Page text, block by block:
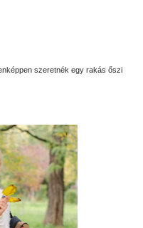
szeretnék egy rakás őszi